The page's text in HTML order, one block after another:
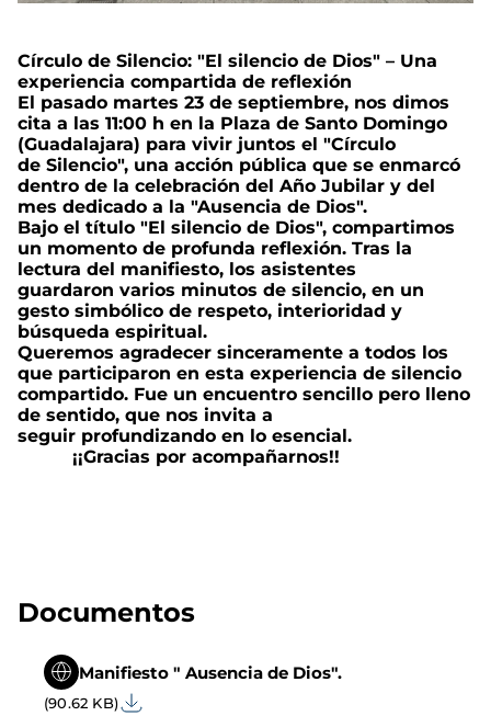
Círculo de Silencio: "El silencio de Dios" – Una
experiencia compartida de reflexión
El pasado martes 23 de septiembre, nos dimos
cita a las 11:00 h en la Plaza de Santo Domingo
(Guadalajara) para vivir juntos el "Círculo
de Silencio", una acción pública que se enmarcó
dentro de la celebración del Año Jubilar y del
mes dedicado a la "Ausencia de Dios".
Bajo el título "El silencio de Dios", compartimos
un momento de profunda reflexión. Tras la
lectura del manifiesto, los asistentes
guardaron varios minutos de silencio, en un
gesto simbólico de respeto, interioridad y
búsqueda espiritual.
Queremos agradecer sinceramente a todos los
que participaron en esta experiencia de silencio
compartido. Fue un encuentro sencillo pero lleno
de sentido, que nos invita a
seguir profundizando en lo esencial.
¡¡Gracias por acompañarnos!!
Documentos
Manifiesto " Ausencia de Dios".
(90.62 KB)